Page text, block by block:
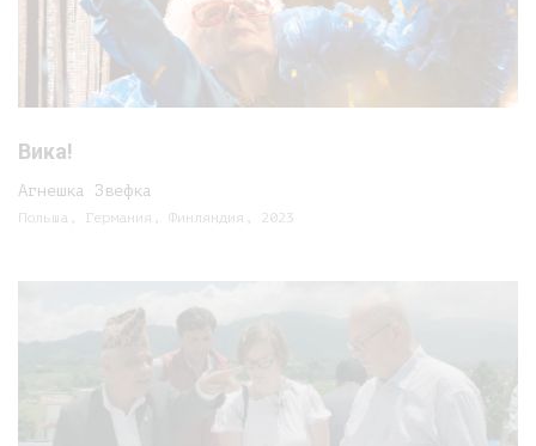
Вика!
Агнешка Звефка
Польша, Германия, Финляндия, 2023